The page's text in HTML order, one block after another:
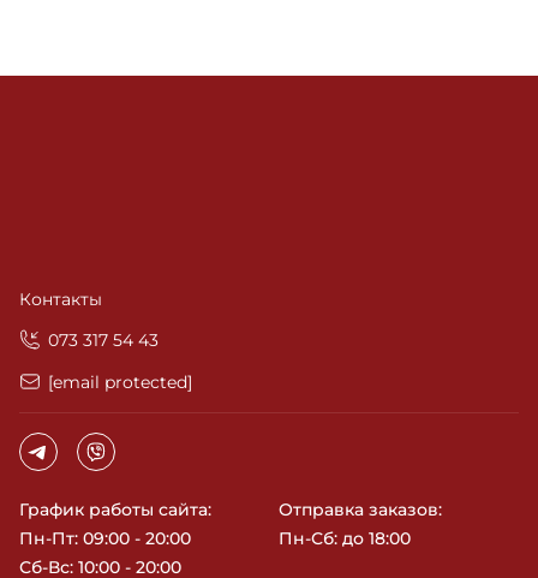
Контакты
‎073 317 54 43
[email protected]
График работы сайта:
Пн-Пт: 09:00 - 20:00
Сб-Вс: 10:00 - 20:00
Отправка заказов:
Пн-Сб: до 18:00